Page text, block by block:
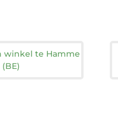
winkel te Hamme
(BE)